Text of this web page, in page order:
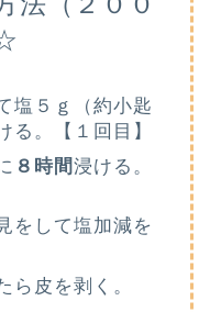
塩５ｇ（約小匙
る。【１回目】
８時間浸ける。
をして塩加減を
ら皮を剥く。